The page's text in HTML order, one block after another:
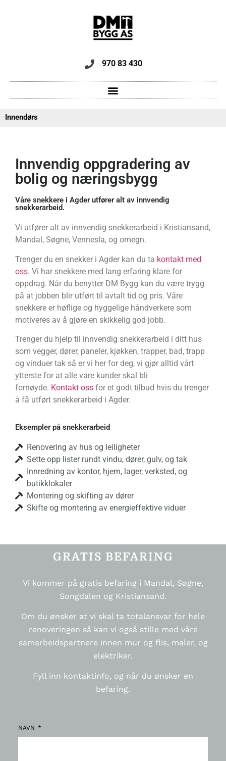
970 83 430
Innendørs
Innvendig oppgradering av
bolig og næringsbygg
Våre snekkere i Agder utfører alt av innvendig
snekkerarbeid.
Vi utfører alt av innvendig snekkerarbeid i Kristiansand,
Mandal, Søgne, Vennesla, og omegn.
Trenger du en snekker i Agder kan du ta kontakt med
oss. Vi har snekkere med lang erfaring klare for
oppdrag. Når du benytter DM Bygg kan du være trygg
på at jobben blir utført til avtalt tid og pris. Våre
snekkere er høflige og hyggelige håndverkere som
motiveres av å gjøre en skikkelig god jobb.
Trenger du hjelp til innvendig snekkerarbeid i ditt hus
som vegger, dører, paneler, kjøkken, trapper, bad, trapp
og vinduer tak så er vi her for deg, vi gjør alltid vårt
ytterste for at alle våre kunder skal bli
fornøyde. Kontakt oss for et godt tilbud hvis du trenger
å få utført snekkerarbeid i Agder.
Eksempler på snekkerarbeid
Renovering av hus og leiligheter
Sette opp lister rundt vindu, dører, gulv, og tak
Innredning av kontor, hjem, lager, verksted, og
butikklokaler
Montering og skifting av dører
Skifte og montering av energieffektive viduer
GRATIS BEFARING
Vi kommer på gratis befaring i Mandal, Søgne,
Songdalen og Kristiansand.
Om du ønsker at vi skal ta totalansvar for hele
renoveringen så kan vi også stille med våre
samarbeidspartnere innen mur og flis, maler, og
elektriker.
Fyll inn kontaktinfo, og når du ønsker en
befaring.
NAVN